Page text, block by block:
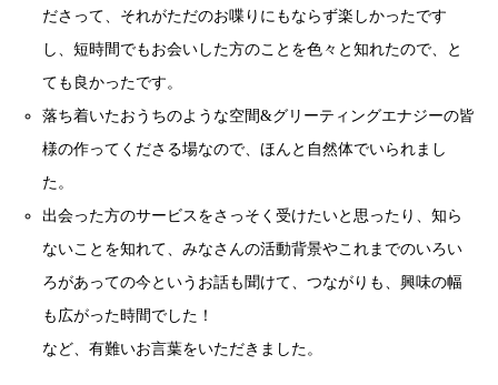
ださって、それがただのお喋りにもならず楽しかったです
し、短時間でもお会いした方のことを色々と知れたので、と
ても良かったです。
落ち着いたおうちのような空間&グリーティングエナジーの皆
様の作ってくださる場なので、ほんと自然体でいられまし
た。
出会った方のサービスをさっそく受けたいと思ったり、知ら
ないことを知れて、みなさんの活動背景やこれまでのいろい
ろがあっての今というお話も聞けて、つながりも、興味の幅
も広がった時間でした！
など、有難いお言葉をいただきました。